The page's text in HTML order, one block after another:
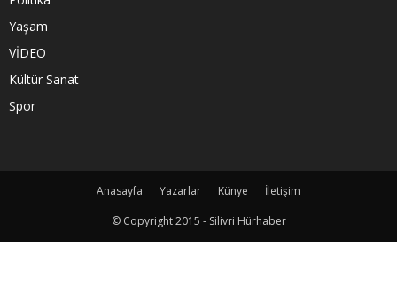
Yaşam
VİDEO
Kültür Sanat
Spor
Anasayfa Yazarlar Künye
İletişim
© Copyright 2015 - Silivri Hürhaber